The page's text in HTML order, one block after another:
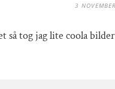
3
så tog jag lite coola